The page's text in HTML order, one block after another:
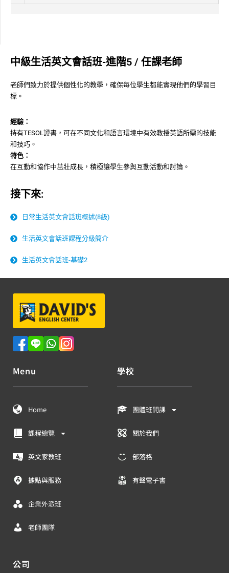
中級生活英文會話班-進階5 / 任課老師
老師們致力於提供個性化的教學，確保每位學生都能實現他們的學習目
標。
經驗：
持有TESOL證書，可在不同文化和語言環境中有效教授英語所需的技能
和技巧。
特色：
在互動和協作中茁壯成長，積極讓學生參與互動活動和討論。
接下來:
日常生活英文會話班概述(8級)
生活英文會話班課程分級簡介
生活英文會話班-基礎2
Menu
Home
課程總覽
英文家教班
據點與服務
企業外派班
老師團隊
學校
團體班開課
關於我們
部落格
有聲電子書
公司